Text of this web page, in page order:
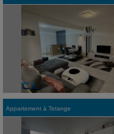
Appartement à Tetange